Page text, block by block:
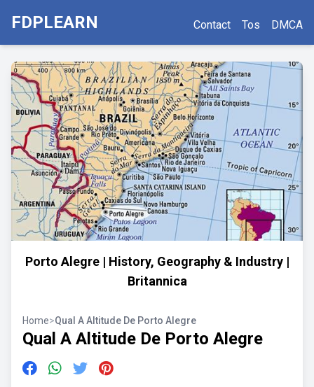
FDPLEARN Contact Tos DMCA
Porto Alegre | History, Geography & Industry |
Britannica
Home>Qual A Altitude De Porto Alegre
Qual A Altitude De Porto Alegre